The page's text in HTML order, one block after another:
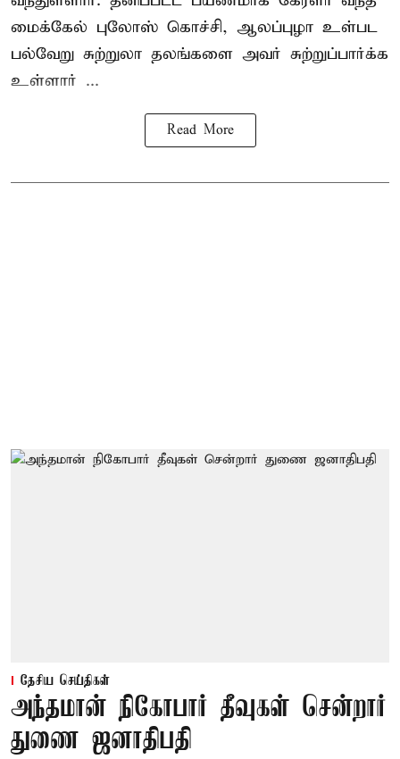
மைக்கேல் புலோஸ் கொச்சி, ஆலப்புழா உள்பட
பல்வேறு சுற்றுலா தலங்களை அவர் சுற்றுப்பார்க்க
உள்ளார் ...
Read More
தேசிய செய்திகள்
அந்தமான் நிகோபார் தீவுகள் சென்றார்
துணை ஜனாதிபதி